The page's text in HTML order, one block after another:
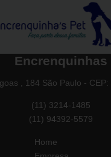
Encrenquinhas
, 184 São Paulo -
(11) 3214-1485
(11) 94392-5579
Home